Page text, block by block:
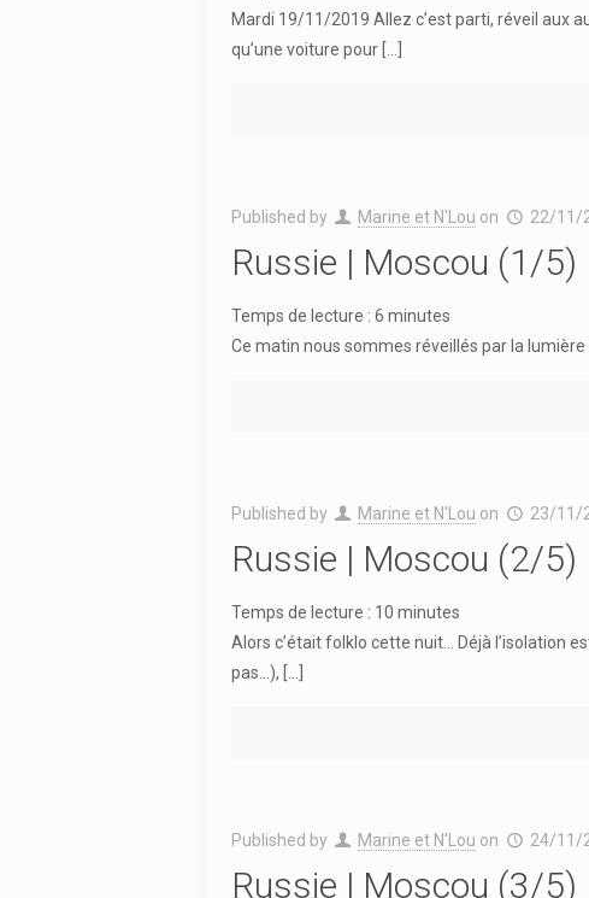
Mardi 19/11/2019 Allez c’est parti, réveil aux
qu’une voiture pour[…]
Published by Marine et N'Lou on 22/11/
Russie | Moscou (1/5)
Temps de lecture : 6 minutes
Ce matin nous sommes réveillés par la
Published by Marine et N'Lou on 23/11/
Russie | Moscou (2/5)
Temps de lecture : 10 minutes
Alors c’était folklo cette nuit… Déjà l’isolation
pas…),
Published by Marine et N'Lou on 24/11/
Russie | Moscou (3/5)